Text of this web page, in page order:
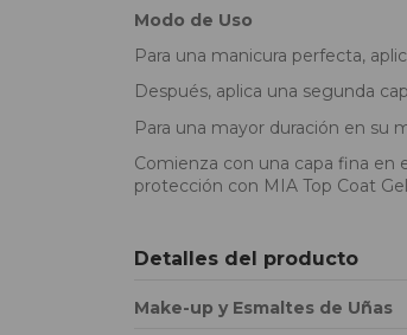
Modo de Uso
Para una manicura perfecta,
Después, aplica una segunda
Para una mayor duración en su
Comienza con una capa fina en
protección con MIA Top Coat Gel
Detalles del producto
Make-up y Esmaltes de Uñas